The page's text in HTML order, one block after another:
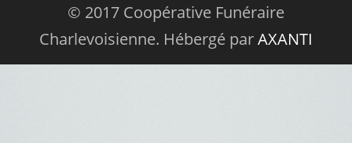
© 2017 Coopérative Funéraire
Charlevoisienne. Hébergé parAXANTI